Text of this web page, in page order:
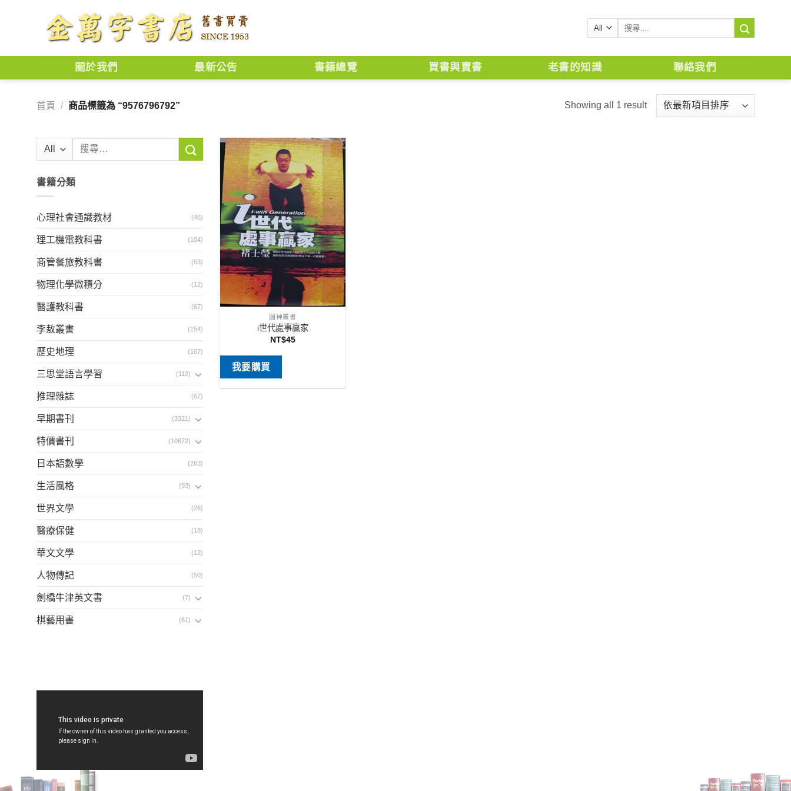
搜
鍵
關於我們 最新公告 書籍總覽 買書與賣書 老書的知識 聯絡我們
首頁 / 商品標籤為 “9576796792” Showing all 1 result
搜
鍵
書籍分類
心理社會通識教材 (46)
理工機電教科書 (104)
商管餐旅教科書 (63)
物理化學微積分 (12)
醫護教科書 (67)
李敖叢書 (154)
歷史地理 (167)
三思堂語言學習 (112)
推理雜誌 (67)
早期書刊 (3321)
特價書刊 (10872)
日本語數學 (263)
生活風格 (93)
世界文學 (26)
醫療保健 (18)
華文文學 (12)
人物傳記 (50)
劍橋牛津英文書 (7)
棋藝用書 (61)
圓神叢書
i世代處事贏家
NT$45
我要購買